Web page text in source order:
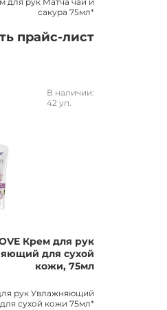
сакура 75мл*
прайс-лист
В наличии:
42 уп.
Крем для рук
для сухой
кожи, 75мл
рук Увлажняющий
для сухой кожи 75мл*